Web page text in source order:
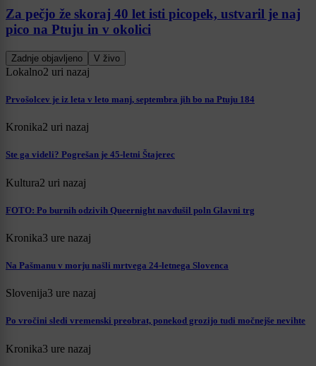
Za pečjo že skoraj 40 let isti picopek, ustvaril je naj
pico na Ptuju in v okolici
Zadnje objavljeno V živo
Lokalno2 uri nazaj
Prvošolcev je iz leta v leto manj, septembra jih bo na Ptuju 184
Kronika2 uri nazaj
Ste ga videli? Pogrešan je 45-letni Štajerec
Kultura2 uri nazaj
FOTO: Po burnih odzivih Queernight navdušil poln Glavni trg
Kronika3 ure nazaj
Na Pašmanu v morju našli mrtvega 24-letnega Slovenca
Slovenija3 ure nazaj
Po vročini sledi vremenski preobrat, ponekod grozijo tudi močnejše nevihte
Kronika3 ure nazaj